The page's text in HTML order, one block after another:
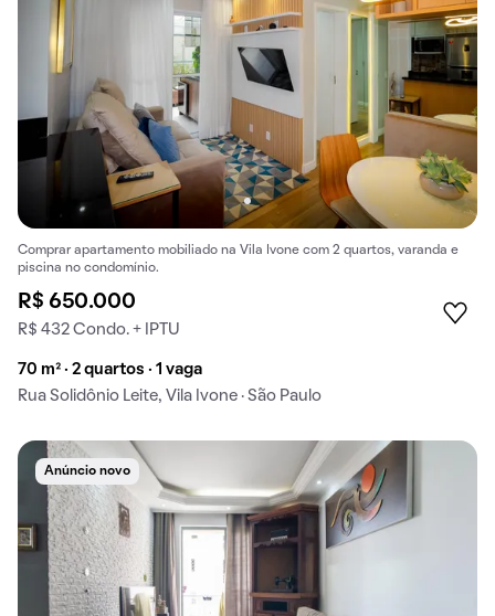
Comprar apartamento mobiliado na Vila Ivone com 2 quartos, varanda e
piscina no condomínio.
R$ 650.000
R$ 432 Condo. + IPTU
70 m² · 2 quartos · 1 vaga
Rua Solidônio Leite, Vila Ivone · São Paulo
Anúncio novo